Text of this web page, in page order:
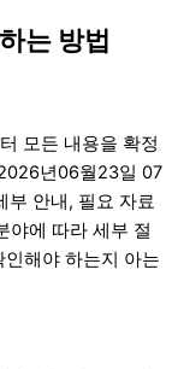
는 방법
모든 내용을 확정
년06월23일 07
부 안내, 필요 자료
야에 따라 세부 절
해야 하는지 아는